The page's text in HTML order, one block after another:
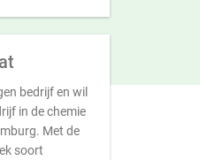
bedrijf en wil
in de chemie
Met de
soort